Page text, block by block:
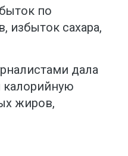
по
избыток сахара,
дала
жиров,